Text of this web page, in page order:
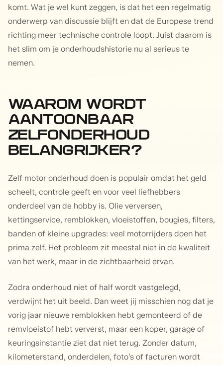
komt. Wat je wel kunt zeggen, is dat het een regelmatig
onderwerp van discussie blijft en dat de Europese trend
richting meer technische controle loopt. Juist daarom is
het slim om je onderhoudshistorie nu al serieus te
nemen.
WAAROM WORDT
AANTOONBAAR
ZELFONDERHOUD
BELANGRIJKER?
Zelf motor onderhoud doen is populair omdat het geld
scheelt, controle geeft en voor veel liefhebbers
onderdeel van de hobby is. Olie verversen,
kettingservice, remblokken, vloeistoffen, bougies, filters,
banden of kleine upgrades: veel motorrijders doen het
prima zelf. Het probleem zit meestal niet in de kwaliteit
van het werk, maar in de zichtbaarheid ervan.
Zodra onderhoud niet of half wordt vastgelegd,
verdwijnt het uit beeld. Dan weet jij misschien nog dat je
vorig jaar nieuwe remblokken hebt gemonteerd of de
remvloeistof hebt ververst, maar een koper, garage of
keuringsinstantie ziet dat niet terug. Zonder datum,
kilometerstand, onderdelen, foto’s of facturen wordt